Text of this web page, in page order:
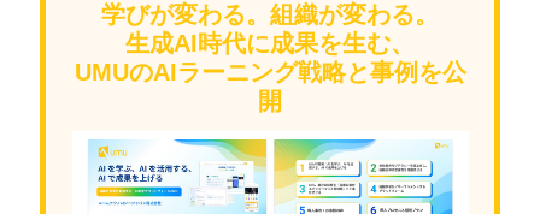
学びが変わる。組織が変わる。
生成AI時代に成果を生む、
UMUのAIラーニング戦略と事例を公
開